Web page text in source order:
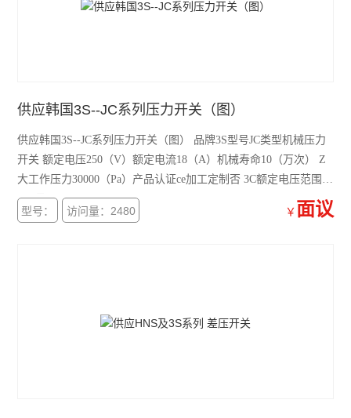
供应韩国3S--JC系列压力开关（图）
供应韩国3S--JC系列压力开关（图） 品牌3S型号JC类型机械压力
开关 额定电压250（V）额定电流18（A）机械寿命10（万次） Z
大工作压力30000（Pa）产品认证ce加工定制否 3C额定电压范围
36V及以下
型号： 访问量：2480 ￥ 面议